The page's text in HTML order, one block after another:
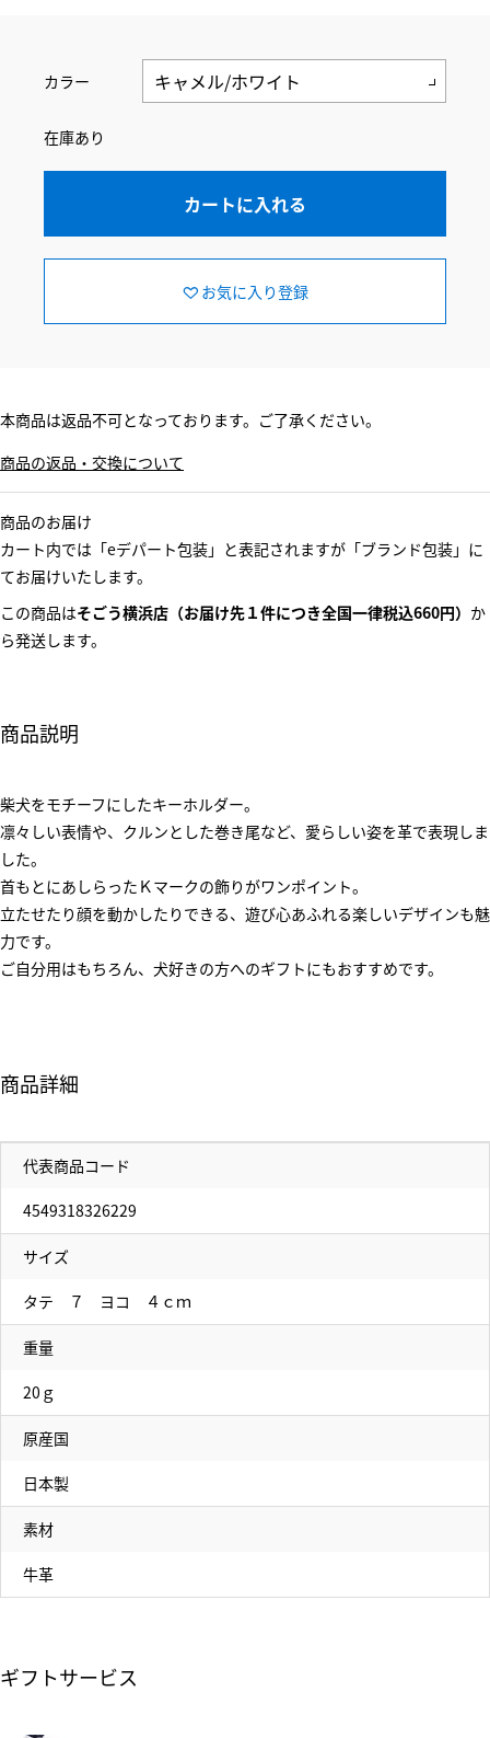
カラー
在庫あり
カートに入れる
お気に入り登録
本商品は返品不可となっております。ご了承ください。
商品の返品・交換について
商品のお届け
カート内では「eデパート包装」と表記されますが「ブランド包装」に
てお届けいたします。
この商品はそごう横浜店（お届け先１件につき全国一律税込660円） か
ら発送します。
商品説明
柴犬をモチーフにしたキーホルダー。
凛々しい表情や、クルンとした巻き尾など、愛らしい姿を革で表現しま
した。
首もとにあしらったＫマークの飾りがワンポイント。
立たせたり顔を動かしたりできる、遊び心あふれる楽しいデザインも魅
力です。
ご自分用はもちろん、犬好きの方へのギフトにもおすすめです。
商品詳細
代表商品コード
4549318326229
サイズ
タテ ７ ヨコ ４ｃｍ
重量
20ｇ
原産国
日本製
素材
牛革
ギフトサービス